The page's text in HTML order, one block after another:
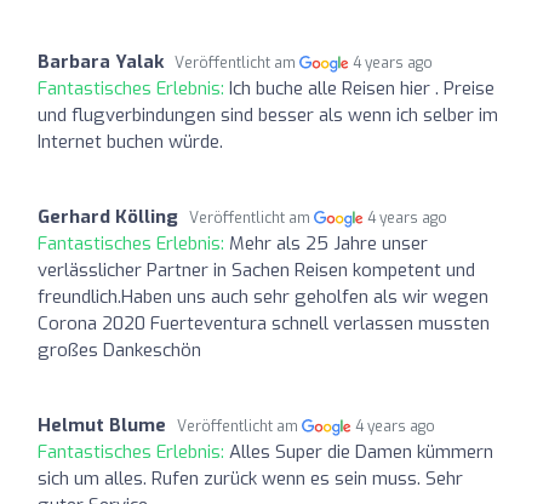
Barbara Yalak Veröffentlicht am 4 years ago
Fantastisches Erlebnis: Ich buche alle Reisen hier . Preise
und flugverbindungen sind besser als wenn ich selber im
Internet buchen würde.
Gerhard Kölling Veröffentlicht am 4 years ago
Fantastisches Erlebnis: Mehr als 25 Jahre unser
verlässlicher Partner in Sachen Reisen kompetent und
freundlich.Haben uns auch sehr geholfen als wir wegen
Corona 2020 Fuerteventura schnell verlassen mussten
großes Dankeschön
Helmut Blume Veröffentlicht am 4 years ago
Fantastisches Erlebnis: Alles Super die Damen kümmern
sich um alles. Rufen zurück wenn es sein muss. Sehr